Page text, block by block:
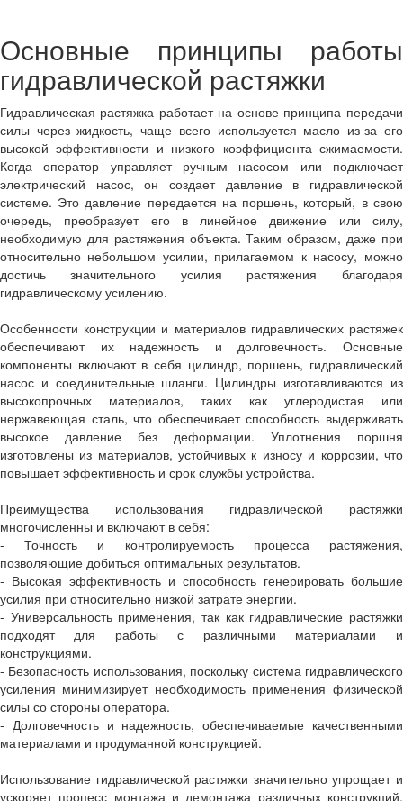
Основные принципы работы
гидравлической растяжки
Гидравлическая растяжка работает на основе принципа передачи
силы через жидкость, чаще всего используется масло из-за его
высокой эффективности и низкого коэффициента сжимаемости.
Когда оператор управляет ручным насосом или подключает
электрический насос, он создает давление в гидравлической
системе. Это давление передается на поршень, который, в свою
очередь, преобразует его в линейное движение или силу,
необходимую для растяжения объекта. Таким образом, даже при
относительно небольшом усилии, прилагаемом к насосу, можно
достичь значительного усилия растяжения благодаря
гидравлическому усилению.
Особенности конструкции и материалов гидравлических растяжек
обеспечивают их надежность и долговечность. Основные
компоненты включают в себя цилиндр, поршень, гидравлический
насос и соединительные шланги. Цилиндры изготавливаются из
высокопрочных материалов, таких как углеродистая или
нержавеющая сталь, что обеспечивает способность выдерживать
высокое давление без деформации. Уплотнения поршня
изготовлены из материалов, устойчивых к износу и коррозии, что
повышает эффективность и срок службы устройства.
Преимущества использования гидравлической растяжки
многочисленны и включают в себя:
- Точность и контролируемость процесса растяжения,
позволяющие добиться оптимальных результатов.
- Высокая эффективность и способность генерировать большие
усилия при относительно низкой затрате энергии.
- Универсальность применения, так как гидравлические растяжки
подходят для работы с различными материалами и
конструкциями.
- Безопасность использования, поскольку система гидравлического
усиления минимизирует необходимость применения физической
силы со стороны оператора.
- Долговечность и надежность, обеспечиваемые качественными
материалами и продуманной конструкцией.
Использование гидравлической растяжки значительно упрощает и
ускоряет процесс монтажа и демонтажа различных конструкций,